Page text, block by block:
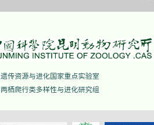
遗传资源与进化国家重点实验室
两栖爬行类多样性与进化研究组